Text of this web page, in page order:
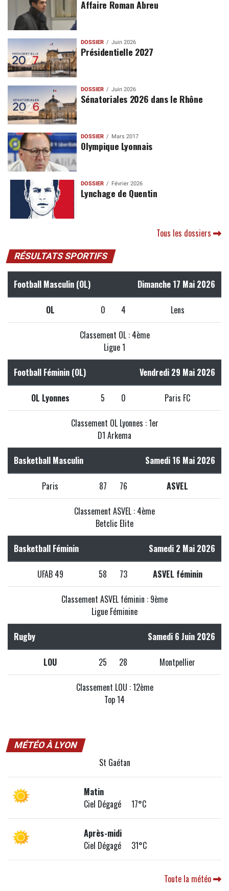
Affaire Roman Abreu
DOSSIER Juin 2026
Présidentielle 2027
DOSSIER Juin 2026
Sénatoriales 2026 dans le Rhône
DOSSIER Mars 2017
Olympique Lyonnais
DOSSIER Février 2026
Lynchage de Quentin
Tous les dossiers
RÉSULTATS SPORTIFS
Football Masculin (OL) Dimanche 17 Mai 2026
OL 0 4 Lens
Classement OL : 4ème
Ligue 1
Football Féminin (OL) Vendredi 29 Mai 2026
OL Lyonnes 5 0 Paris FC
Classement OL Lyonnes : 1er
D1 Arkema
Basketball Masculin Samedi 16 Mai 2026
Paris 87 76 ASVEL
Classement ASVEL : 4ème
Betclic Elite
Basketball Féminin Samedi 2 Mai 2026
UFAB 49 58 73 ASVEL féminin
Classement ASVEL féminin : 9ème
Ligue Féminine
Rugby Samedi 6 Juin 2026
LOU 25 28 Montpellier
Classement LOU : 12ème
Top 14
MÉTÉO À LYON
St Gaétan
Matin
Ciel Dégagé 17°C
Après-midi
Ciel Dégagé 31°C
Toute la météo